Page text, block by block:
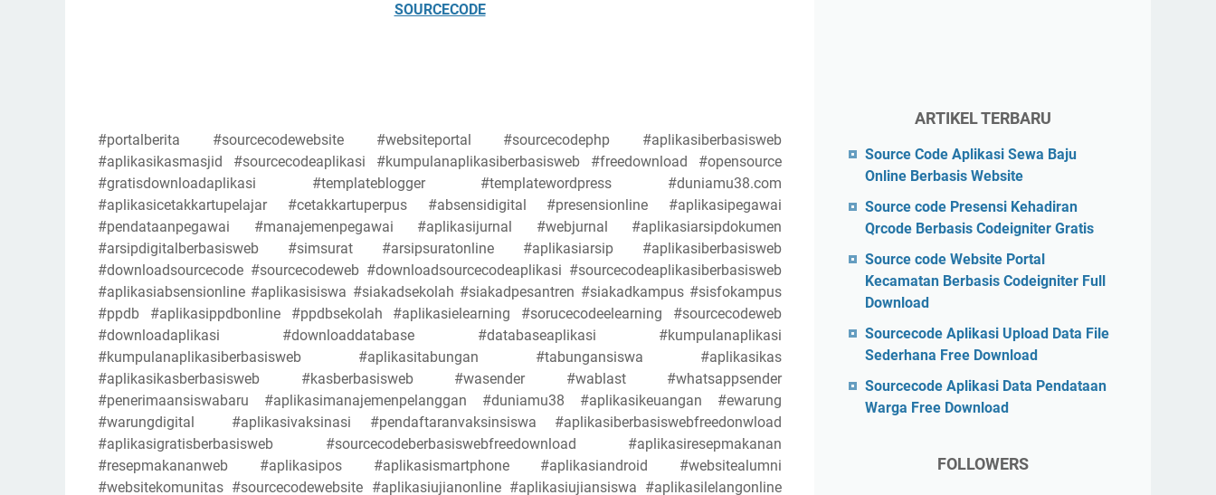
SOURCECODE
#portalberita #sourcecodewebsite #websiteportal #sourcecodephp #aplikasiberbasisweb
#aplikasikasmasjid #sourcecodeaplikasi #kumpulanaplikasiberbasisweb #freedownload #opensource
#gratisdownloadaplikasi #templateblogger #templatewordpress #duniamu38.com
#aplikasicetakkartupelajar #cetakkartuperpus #absensidigital #presensionline #aplikasipegawai
#pendataanpegawai #manajemenpegawai #aplikasijurnal #webjurnal #aplikasiarsipdokumen
#arsipdigitalberbasisweb #simsurat #arsipsuratonline #aplikasiarsip #aplikasiberbasisweb
#downloadsourcecode #sourcecodeweb #downloadsourcecodeaplikasi #sourcecodeaplikasiberbasisweb
#aplikasiabsensionline #aplikasisiswa #siakadsekolah #siakadpesantren #siakadkampus #sisfokampus
#ppdb #aplikasippdbonline #ppdbsekolah #aplikasielearning #sorucecodeelearning #sourcecodeweb
#downloadaplikasi #downloaddatabase #databaseaplikasi #kumpulanaplikasi
#kumpulanaplikasiberbasisweb #aplikasitabungan #tabungansiswa #aplikasikas
#aplikasikasberbasisweb #kasberbasisweb #wasender #wablast #whatsappsender
#penerimaansiswabaru #aplikasimanajemenpelanggan #duniamu38 #aplikasikeuangan #ewarung
#warungdigital #aplikasivaksinasi #pendaftaranvaksinsiswa #aplikasiberbasiswebfreedonwload
#aplikasigratisberbasisweb #sourcecodeberbasiswebfreedownload #aplikasiresepmakanan
#resepmakananweb #aplikasipos #aplikasismartphone #aplikasiandroid #websitealumni
#websitekomunitas #sourcecodewebsite #aplikasiujianonline #aplikasiujiansiswa #aplikasilelangonline
ARTIKEL TERBARU
Source Code Aplikasi Sewa Baju
Online Berbasis Website
Source code Presensi Kehadiran
Qrcode Berbasis Codeigniter Gratis
Source code Website Portal
Kecamatan Berbasis Codeigniter Full
Download
Sourcecode Aplikasi Upload Data File
Sederhana Free Download
Sourcecode Aplikasi Data Pendataan
Warga Free Download
FOLLOWERS